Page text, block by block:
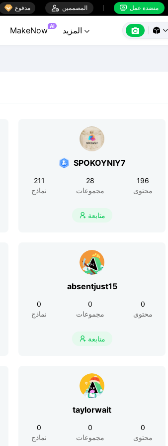
 مدفوع  المصممين  منضدة عمل
MakeNow AI
   
SPOKOYNIY7
211
نماذج
28
مجموعات
196
محتوى
 متابعة
absentjust15
0
نماذج
0
مجموعات
0
محتوى
 متابعة
taylorwait
0
نماذج
0
مجموعات
0
محتوى